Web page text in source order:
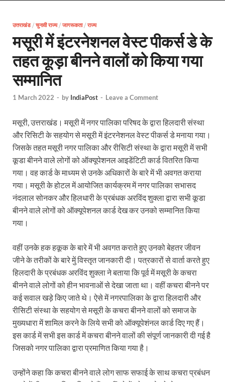
UP Kanwar Yatra: कांवड़ यात्रा से पहले सभी धार्मिक
Bharat Tex 2026: टेक्सटाइल निवेश के प्रमुख गंतव्य के
Shri Ram Mandir: श्रीराम मंदिर चढ़ावा चोरी के
Lok Sanvardhan Parva: देहरादून में मुख्यमंत्री पुष्कर सिंह
West Bengal Rajya Sabha By-Election: चुनाव
Shri Kashi Vishwanath Mandir: उत्तरकाशी में CM
Dr.Teejan Bai: विश्वविख्यात पंडवानी गायिका, पद्म
Khatipura Mega Coach Care Terminal: खातीपुरा में
Jan-Jan Ki Sarkar Abhiyan: 4 जुलाई से फिर शुरु होगा
आ गई यूपी बीजेपी संगठन की लिस्ट, देखिए कौन-कौन है इस
Chhattisgarh UCC: छत्तीसगढ़ में UCC का खाका तैयार
राजमिस्त्री, किसान और शिक्षक परिवारों के बेटे यूपीएससी
9New Sectoral Policy: 9 नई सेक्टोरल पॉलिसी, एक
संयुक्त निदेशक के एस चौहान ने मुख्यमंत्री को भेंट की अपनी
New haryana Industrial Policy: मुख्यमंत्री नायब सिंह
उत्तराखंड/ चुनावी राज्य/ जागरूकता/ राज्य
मसूरी में इंटरनेशनल वेस्ट पीकर्स डे के
तहत कूड़ा बीनने वालों को किया गया
सम्मानित
1 March 2022 - by IndiaPost - Leave a Comment
मसूरी, उत्तराखंड। मसूरी में नगर पालिका परिषद के द्वारा हिलदारी संस्था
और रिसिटी के सहयोग से मसूरी में इंटरनेशनल वेस्ट पीकर्स डे मनाया गया।
जिसके तहत मसूरी नगर पालिका और रीसिटी संस्था के द्वारा मसूरी में सभी
कूडा बीनने वाले लोगों को ऑक्यूपेशनल आइडेंटिटी कार्ड वितरित किया
गया। वह कार्ड के माध्यम से उनके अधिकारों के बारे में भी अवगत कराया
गया। मसूरी के होटल में आयोजित कार्यक्रम में नगर पालिका सभासद
नंदलाल सोनकर और हिलधारी के प्रबंधक अरविंद शुक्ला द्वारा सभी कूडा
बीनने वाले लोगों को ऑक्यूपेशनल कार्ड देख कर उनको सम्मानित किया
गया।
वहीं उनके हक हकूक के बारे में भी अवगत कराते हुए उनको बेहतर जीवन
जीने के तरीकों के बारे मेुं विस्तृत जानकारी दी। पत्रकारों से वार्ता करते हुए
हिलदारी के प्रबंधक अरविंद शुक्ला ने बताया कि पूर्व में मसूरी के कचरा
बीनने वाले लोगों को हीन भावनाओं से देखा जाता था। वहीं कचरा बीनने पर
कई सवाल खड़े किए जाते थे। ऐसे में नगरपालिका के द्वारा हिलदारी और
रीसिटी संस्था के सहयोग से मसूरी के कचरा बीनने वालों को समाज के
मुख्यधारा में शामिल करने के लिये सभी को ऑक्यूपेशंनल कार्ड दिए गए हैं।
इस कार्ड में सभी इस कार्ड में कचरा बीनने वालों की संपूर्ण जानकारी दी गई है
जिसको नगर पालिका द्वारा प्रमाणित किया गया है।
उन्होंने कहा कि कचरा बीनने वाले लोग साफ सफाई के साथ कचरा प्रबंधन